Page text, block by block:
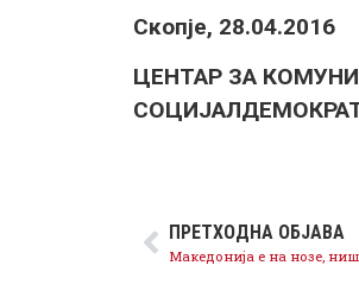
Скопје, 28.04.2016
ЦЕНТАР ЗА
ПРЕТХОДНА ОБЈАВА